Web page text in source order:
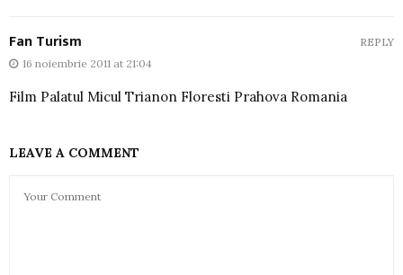
Fan Turism
16 noiembrie 2011 at 21:04
Film Palatul Micul Trianon Floresti Prahova Romania
REPLY
LEAVE A COMMENT